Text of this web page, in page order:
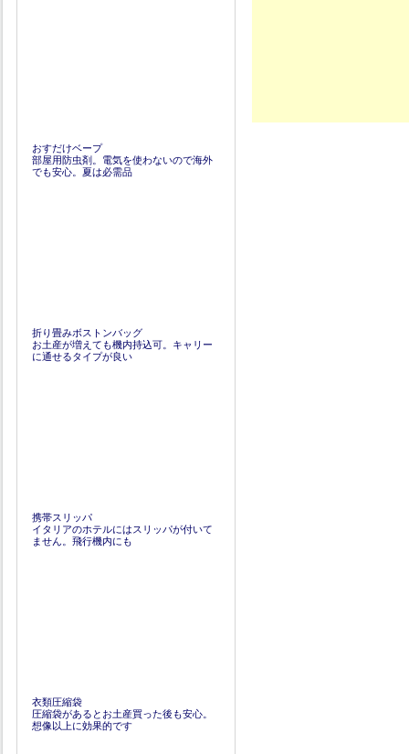
おすだけベープ
部屋用防虫剤。電気を使わないので海外
でも安心。夏は必需品
折り畳みボストンバッグ
お土産が増えても機内持込可。キャリー
に通せるタイプが良い
携帯スリッパ
イタリアのホテルにはスリッパが付いて
ません。飛行機内にも
衣類圧縮袋
圧縮袋があるとお土産買った後も安心。
想像以上に効果的です